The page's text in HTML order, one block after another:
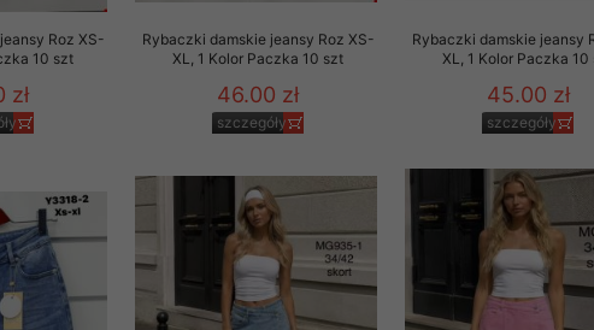
Roz XS-
10 szt
zł
Rybaczki damskie jeansy Roz XS-
XL, 1 Kolor Paczka 10 szt
46.00 zł
szczegóły
Rybaczki damskie jeansy
XL, 1 Kolor Paczka 10
45.00 zł
szczegóły
przez nas linka